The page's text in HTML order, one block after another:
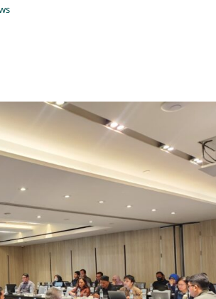
Utama Risetindo Menjadi
Discussion Kepuasan
Kinerja BPOM dalam
dan Makanan serta
dalam Memilih Obat